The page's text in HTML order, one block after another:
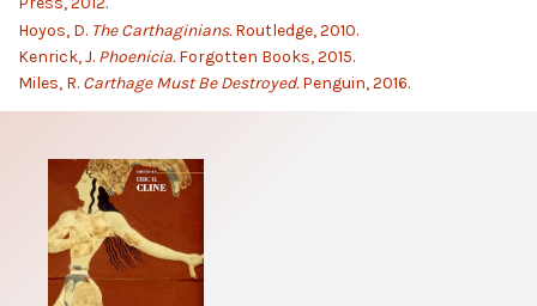
Hoyos, D. The Carthaginians.Routledge, 2010.
Kenrick, J. Phoenicia.Forgotten Books, 2015.
Miles, R. Carthage Must Be Destroyed.Penguin, 2016.